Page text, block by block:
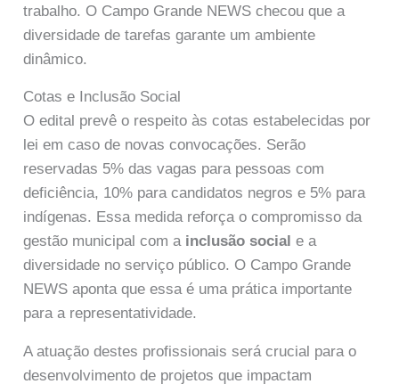
trabalho. O Campo Grande NEWS checou que a
diversidade de tarefas garante um ambiente
dinâmico.
Cotas e Inclusão Social
O edital prevê o respeito às cotas estabelecidas por
lei em caso de novas convocações. Serão
reservadas 5% das vagas para pessoas com
deficiência, 10% para candidatos negros e 5% para
indígenas. Essa medida reforça o compromisso da
gestão municipal com a inclusão social e a
diversidade no serviço público. O Campo Grande
NEWS aponta que essa é uma prática importante
para a representatividade.
A atuação destes profissionais será crucial para o
desenvolvimento de projetos que impactam